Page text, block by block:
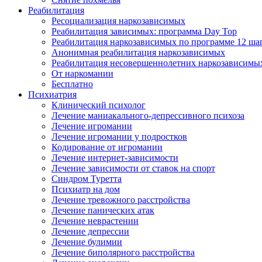
Реабилитация
Ресоциализация наркозависимых
Реабилитация зависимых: программа Day Top
Реабилитация наркозависимых по программе 12
Анонимная реабилитация наркозависимых
Реабилитация несовершеннолетних
От наркомании
Бесплатно
Психиатрия
Клинический психолог
Лечение маниакального-депрессивного психоза
Лечение игромании
Лечение игромании у подростков
Кодирование от игромании
Лечение интернет-зависимости
Лечение зависимости от ставок на спорт
Синдром Туретта
Психиатр на дом
Лечение тревожного расстройства
Лечение панических атак
Лечение неврастении
Лечение депрессии
Лечение булимии
Лечение биполярного расстройства